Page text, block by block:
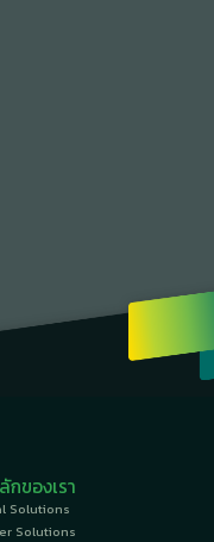
กของเรา
Solutions
Solutions